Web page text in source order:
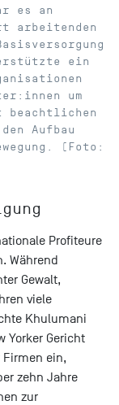
es an
arbeitenden
ein
um
beachtlichen
Aufbau
(Foto:
Profiteure
Während
Gewalt,
viele
Khulumani
Yorker Gericht
ein,
zehn Jahre
zur